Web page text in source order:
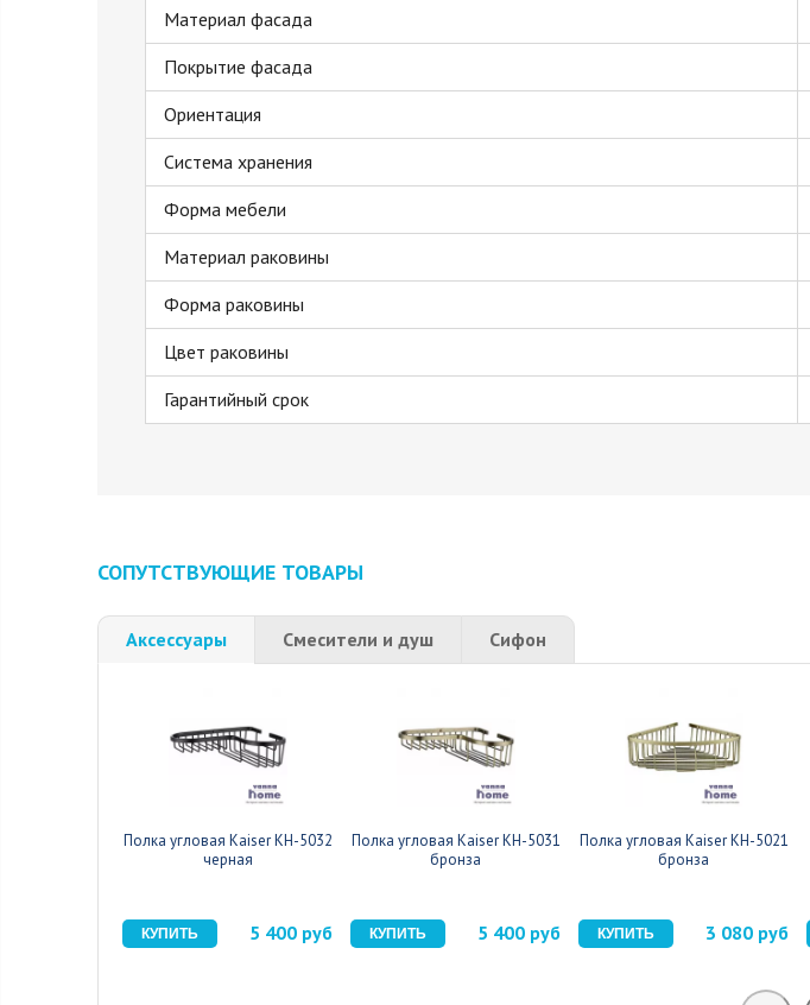
Материал фасада
Покрытие фасада
Ориентация
Система хранения
Форма мебели
Материал раковины
Форма раковины
Цвет раковины
Гарантийный срок
СОПУТСТВУЮЩИЕ ТОВАРЫ
Аксессуары Смесители и душ Сифон
Полка угловая Kaiser KH-5032
черная
5 400 руб
Полка угловая Kaiser KH-5031
бронза
5 400 руб
Полка угловая Kaiser KH-5021
бронза
3 080 руб